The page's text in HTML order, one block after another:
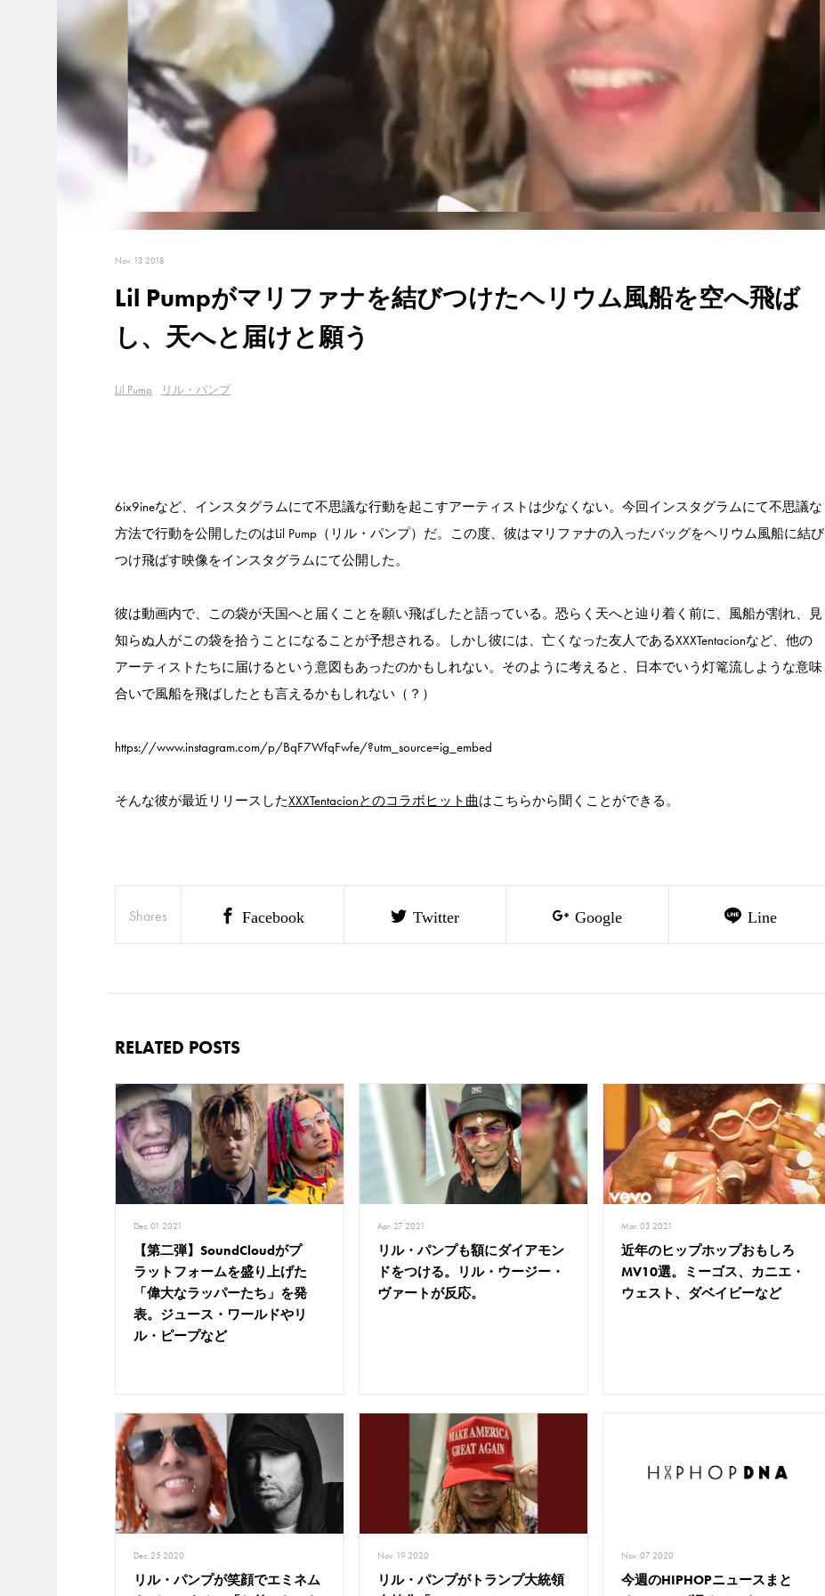
Nov. 13 2018
Lil Pumpがマリファナを結びつけたヘリウム風船を空へ飛ば
し、天へと届けと願う
Lil Pump リル・パンプ
6ix9ineなど、インスタグラムにて不思議な行動を起こすアーティストは少なくない。今回インスタグラムにて不思議な
方法で行動を公開したのはLil Pump（リル・パンプ）だ。この度、彼はマリファナの入ったバッグをヘリウム風船に結び
つけ飛ばす映像をインスタグラムにて公開した。
彼は動画内で、この袋が天国へと届くことを願い飛ばしたと語っている。恐らく天へと辿り着く前に、風船が割れ、見
知らぬ人がこの袋を拾うことになることが予想される。しかし彼には、亡くなった友人であるXXXTentacionなど、他の
アーティストたちに届けるという意図もあったのかもしれない。そのように考えると、日本でいう灯篭流しような意味
合いで風船を飛ばしたとも言えるかもしれない（？）
https://www.instagram.com/p/BqF7WfqFwfe/?utm_source=ig_embed
そんな彼が最近リリースしたXXXTentacionとのコラボヒット曲はこちらから聞くことができる。
Shares Facebook Twitter Google Line
RELATED POSTS
Dec. 01 2021
【第二弾】SoundCloudがプ
ラットフォームを盛り上げた
「偉大なラッパーたち」を発
表。ジュース・ワールドやリ
ル・ピープなど
Apr. 27 2021
リル・パンプも額にダイアモン
ドをつける。リル・ウージー・
ヴァートが反応。
Mar. 03 2021
近年のヒップホップおもしろ
MV10選。ミーゴス、カニエ・
ウェスト、ダベイビーなど
Dec. 25 2020
リル・パンプが笑顔でエミネム
Nov. 19 2020
リル・パンプがトランプ大統領
Nov. 07 2020
今週のHIPHOPニュースまと